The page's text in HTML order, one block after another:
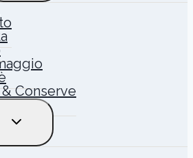
Conserve
ALTERNA
MENU